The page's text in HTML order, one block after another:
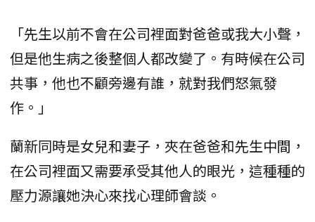
「先生以前不會在公司裡面對爸爸或我大小聲，
但是他生病之後整個人都改變了。有時候在公司
共事，他也不顧旁邊有誰，就對我們怒氣發
作。」
蘭新同時是女兒和妻子，夾在爸爸和先生中間，
在公司裡面又需要承受其他人的眼光，這種種的
壓力源讓她決心來找心理師會談。